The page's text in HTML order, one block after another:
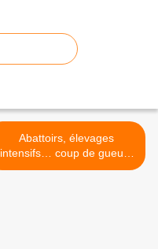
Abattoirs, élevages
intensifs… coup de gueule
de la Fondation Bardot >